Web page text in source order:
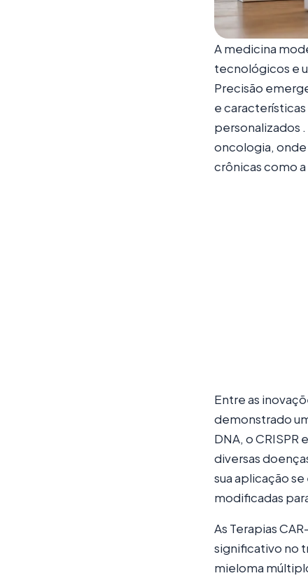
A medicina
tecnológicos e
Precisão
e
personalizados
oncologia,
crônicas como
Entre as
demonstrado
DNA, o
diversas
sua aplicação
modificadas
As Terapias
significativo no
mieloma